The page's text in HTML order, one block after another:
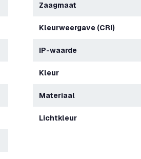
Zaagmaat
Kleurweergave (CRI)
IP-waarde
Kleur
Materiaal
Lichtkleur